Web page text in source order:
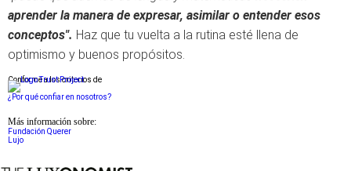
aprender la manera de expresar, asimilar o entender esos
conceptos". Haz que tu vuelta a la rutina esté llena de
optimismo y buenos propósitos.
Conforme a los criterios de
¿Por qué confiar en nosotros?
Más información sobre:
Fundación Querer
Lujo